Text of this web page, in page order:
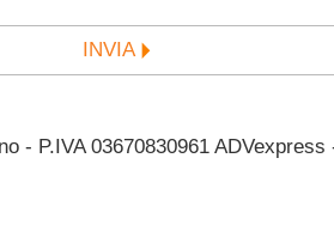
INVIA
- P.IVA 03670830961